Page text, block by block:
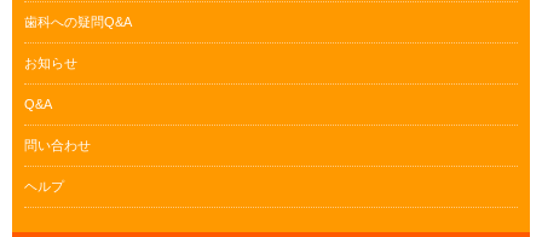
歯科への疑問Q&A
お知らせ
Q&A
問い合わせ
ヘルプ